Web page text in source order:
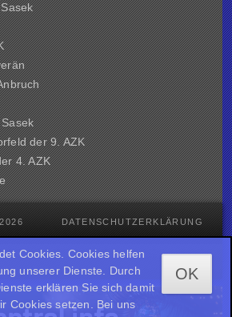
der 9. AZK
4. AZK
DATENSCHUTZERKLÄRUNG
Cookies. Cookies helfen
unserer Dienste. Durch
erklären Sie sich damit
Cookies setzen. Bei uns
OK